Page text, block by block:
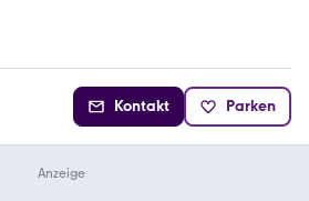
Kontakt Parken